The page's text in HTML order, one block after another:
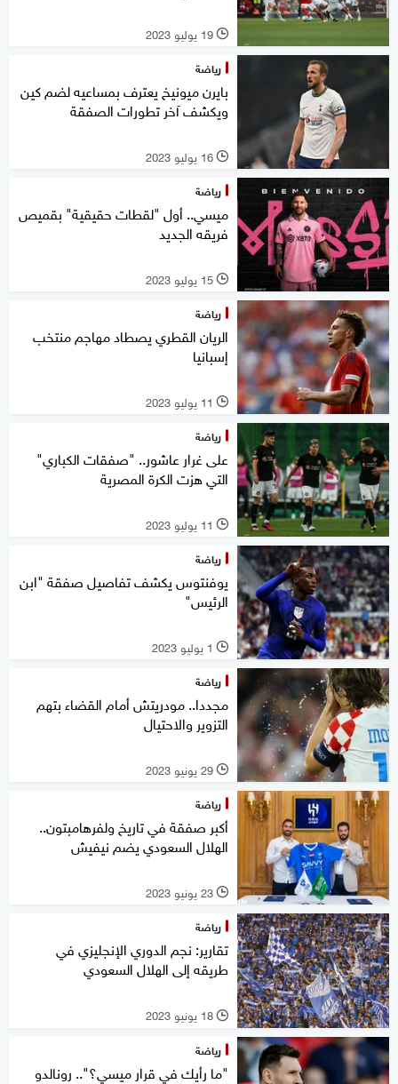
l 19 يوليو 2023
رياضة
بايرن ميونيخ يعترف بمساعيه لضم كين
ويكشف آخر تطورات الصفقة
l 16 يوليو 2023
رياضة
ميسي.. أول "لقطات حقيقية" بقميص
فريقه الجديد
l 15 يوليو 2023
رياضة
الريان القطري يصطاد مهاجم منتخب
إسبانيا
l 11 يوليو 2023
رياضة
على غرار عاشور.. "صفقات الكباري"
التي هزت الكرة المصرية
l 11 يوليو 2023
رياضة
يوفنتوس يكشف تفاصيل صفقة "ابن
الرئيس"
l 1 يوليو 2023
رياضة
مجددا.. مودريتش أمام القضاء بتهم
التزوير والاحتيال
l 29 يونيو 2023
رياضة
أكبر صفقة في تاريخ ولفرهامبتون..
الهلال السعودي يضم نيفيش
l 23 يونيو 2023
رياضة
تقارير: نجم الدوري الإنجليزي في
طريقه إلى الهلال السعودي
l 18 يونيو 2023
رياضة
"ما رأيك في قرار ميسي؟".. رونالدو